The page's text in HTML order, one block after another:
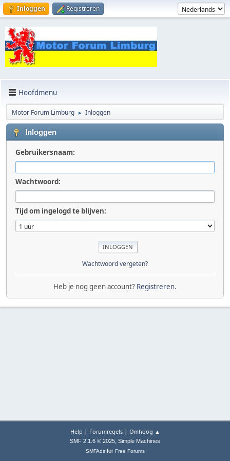
Inloggen Registreren
Hoofdmenu
Motor Forum Limburg ► Inloggen
Inloggen
Gebruikersnaam:
Wachtwoord:
Tijd om ingelogd te blijven:
Wachtwoord vergeten?
Heb je nog geen account? Registreren.
Help | Forumregels| Omhoog ▲
SMF 2.1.6 © 2025, Simple Machines
SMFAdsfor Free Forums